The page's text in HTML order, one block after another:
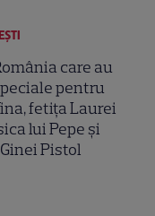
care au
pentru
fetița Laurei
lui Pepe și
Pistol